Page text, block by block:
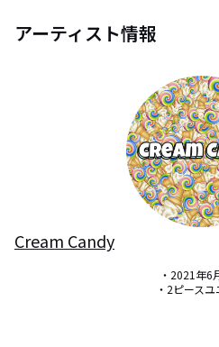
アーティスト情報
Cream Candy
・2021年6
・2ピースユ